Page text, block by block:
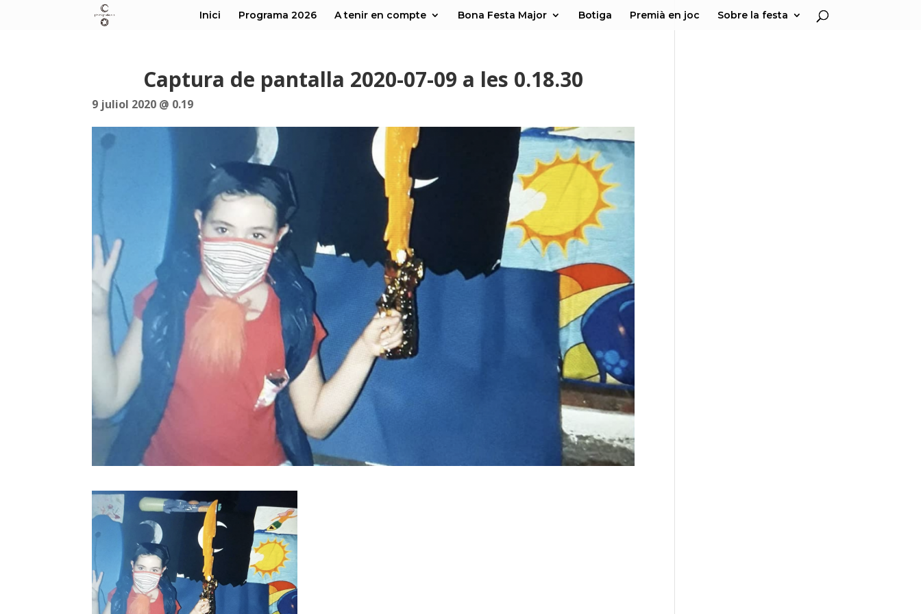
Inici Programa 2026 A tenir en compte Bona Festa Major Botiga Premià en joc Sobre la festa
Captura de pantalla 2020-07-09 a les 0.18.30
9 juliol 2020 @ 0.19